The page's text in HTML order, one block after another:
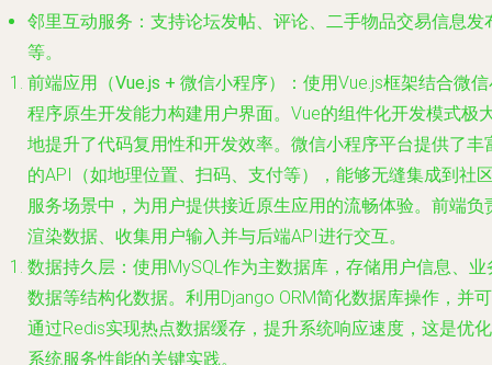
邻里互动服务 ：支持论坛发帖、评论、二手物品交易信息发
等。
前端应用（Vue.js + 微信小程序）
：使用Vue.js框架结合微
程序原生开发能力构建用户界面。Vue的组件化开发模式极
地提升了代码复用性和开发效率。微信小程序平台提供了丰
的API（如地理位置、扫码、支付等），能够无缝集成到社
服务场景中，为用户提供接近原生应用的流畅体验。前端负
渲染数据、收集用户输入并与后端API进行交互。
数据持久层 ：使用MySQL作为主数据库，存储用户信息、业
数据等结构化数据。利用Django ORM简化数据库操作，并可
通过Redis实现热点数据缓存，提升系统响应速度，这是优化
系统服务性能的关键实践。